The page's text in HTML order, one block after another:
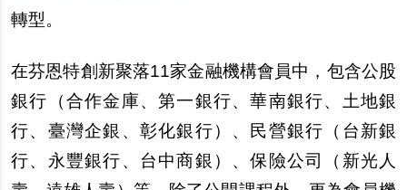
轉型。
在芬恩特創新聚落11家金融機構會員中，包含公股
銀行（合作金庫、第一銀行、華南銀行、土地銀
行、臺灣企銀、彰化銀行）、民營銀行（台新銀
行、永豐銀行、台中商銀）、保險公司（新光人